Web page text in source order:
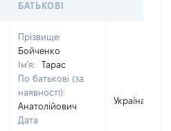
БАТЬКОВІ
Прізвище:
Бойченко
Ім'я:
Тарас
По батькові (за
наявності):
Анатолійович
Дата
Україна